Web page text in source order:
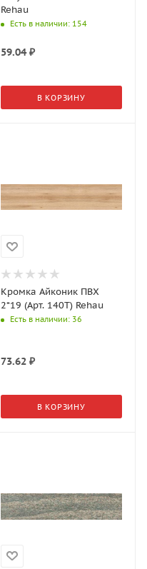
Rehau
Есть в наличии: 154
59.04₽
В КОРЗИНУ
Кромка Айконик ПВХ
2*19 (Арт. 140Т) Rehau
Есть в наличии: 36
73.62₽
В КОРЗИНУ